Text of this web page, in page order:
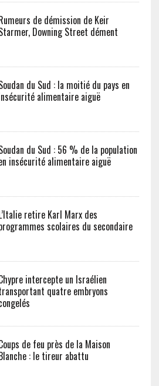
de démission de Keir
Downing Street dément
du Sud : la moitié du pays en
alimentaire aiguë
du Sud : 56 % de la population
insécurité alimentaire aiguë
retire Karl Marx des
scolaires du secondaire
intercepte un Israélien
quatre embryons
de feu près de la Maison
: le tireur abattu